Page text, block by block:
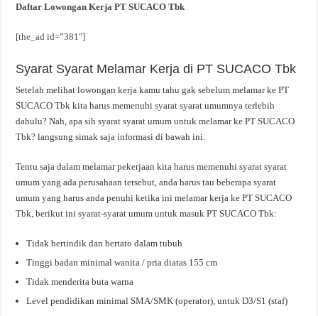
Daftar Lowongan Kerja PT SUCACO Tbk
[the_ad id=”381″]
Syarat Syarat Melamar Kerja di PT SUCACO Tbk
Setelah melihat lowongan kerja kamu tahu gak sebelum melamar ke PT
SUCACO Tbk kita harus memenuhi syarat syarat umumnya terlebih
dahulu? Nah, apa sih syarat syarat umum untuk melamar ke PT SUCACO
Tbk? langsung simak saja informasi di bawah ini.
Tentu saja dalam melamar pekerjaan kita harus memenuhi syarat syarat
umum yang ada perusahaan tersebut, anda harus tau beberapa syarat
umum yang harus anda penuhi ketika ini melamar kerja ke PT SUCACO
Tbk, berikut ini syarat-syarat umum untuk masuk PT SUCACO Tbk:
Tidak bertindik dan bertato dalam tubuh
Tinggi badan minimal wanita / pria diatas 155 cm
Tidak menderita buta warna
Level pendidikan minimal SMA/SMK (operator), untuk D3/S1 (staf)